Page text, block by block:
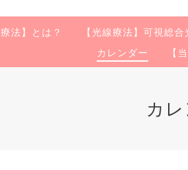
法】とは？ 【光線療法】可視総
カレンダー
【
カ